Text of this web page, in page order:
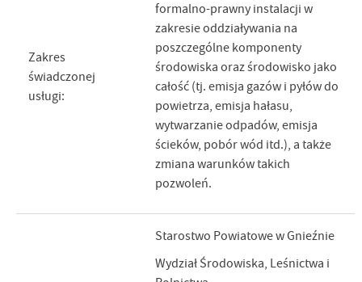
Zakres
świadczonej
usługi:
formalno-prawny instalacji w
zakresie oddziaływania na
poszczególne komponenty
środowiska oraz środowisko jako
całość (tj. emisja gazów i pyłów do
powietrza, emisja hałasu,
wytwarzanie odpadów, emisja
ścieków, pobór wód itd.), a także
zmiana warunków takich
pozwoleń.
Starostwo Powiatowe w Gnieźnie
Wydział Środowiska, Leśnictwa i